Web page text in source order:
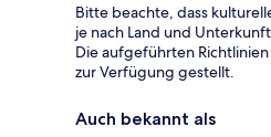
Bitte beachte, dass
je nach Land und
Die aufgeführten
zur Verfügung gestellt.
Auch bekannt als